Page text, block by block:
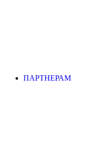
ПАРТНЕРАМ